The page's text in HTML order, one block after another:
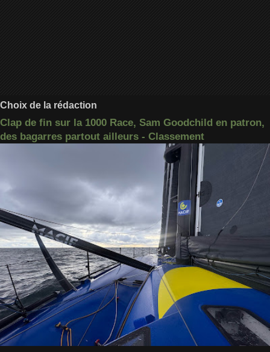
Choix de la rédaction
Clap de fin sur la 1000 Race, Sam Goodchild en patron,
des bagarres partout ailleurs - Classement